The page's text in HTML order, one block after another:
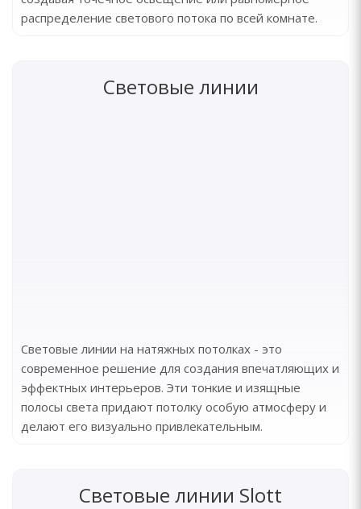
распределение светового потока по всей комнате.
Световые линии
Световые линии на натяжных потолках - это
современное решение для создания впечатляющих и
эффектных интерьеров. Эти тонкие и изящные
полосы света придают потолку особую атмосферу и
делают его визуально привлекательным.
Световые линии Slott